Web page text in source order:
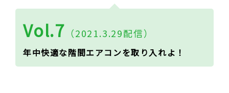
Vol.7 （2021.3.29配信）
年中快適な階間エアコンを取り入れよ！